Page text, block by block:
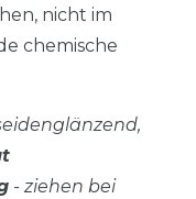
nicht im
chemische
- ziehen bei